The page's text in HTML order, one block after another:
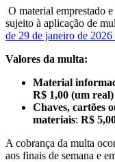
O material emprestado
sujeito à aplicação de
de 29 de janeiro de
Valores da multa:
Material
R$ 1,00 (um real)
Chaves, cartões
materiais: R$
A cobrança da multa
aos finais de semana e